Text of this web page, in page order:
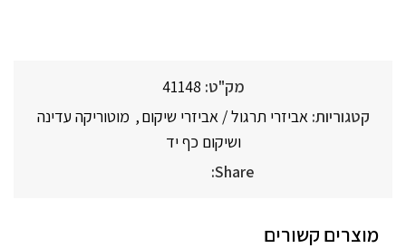
מק"ט: 41148
קטגוריות: אביזרי תרגול / אביזרי שיקום, מוטוריקה עדינה
ושיקום כף יד
Share:
מוצרים קשורים